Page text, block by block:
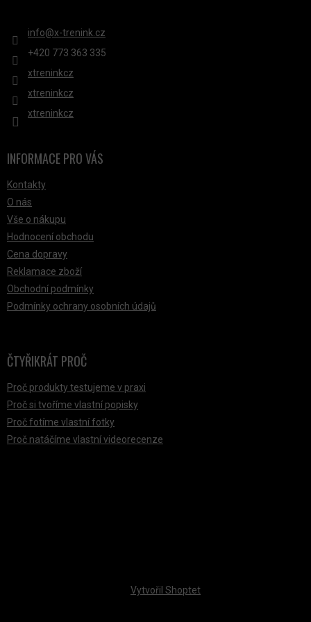
info@x-trenink.cz
+420 ‭773 363 335
xtreninkcz
xtreninkcz
xtreninkcz
INFORMACE PRO VÁS
Kontakty
O nás
Vše o nákupu
Hodnocení obchodu
Cena dopravy
Reklamace zboží
Obchodní podmínky
Podmínky ochrany osobních údajů
ČTYŘIKRÁT PROČ
Proč produkty testujeme v praxi
Proč si tvoříme vlastní popisky
Proč fotíme vlastní fotky
Proč natáčíme vlastní videorecenze
Vytvořil Shoptet